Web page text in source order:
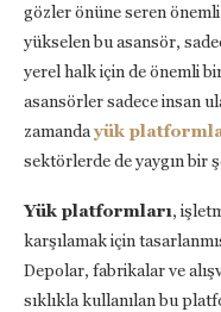
gözler önüne seren önemli
yükselen bu asansör,
yerel halk için de önemli
asansörler sadece insan
zamandayük
sektörlerde de yaygın bir
Yük platformları,
karşılamak için
Depolar, fabrikalar ve
sıklıkla kullanılan bu